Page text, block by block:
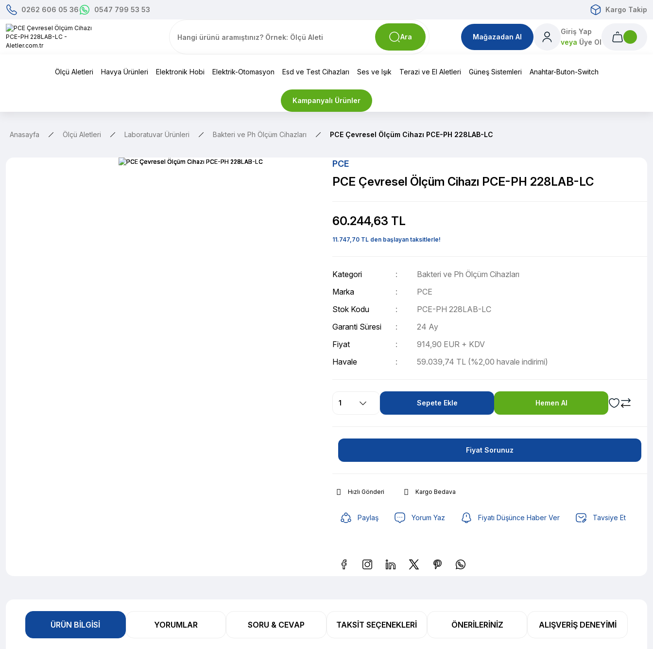
0262 606 05 36 0547 799 53 53 Kargo Takip
Ara Mağazadan Al
Giriş Yap
veya Üye Ol
Ölçü Aletleri Havya Ürünleri Elektronik Hobi Elektrik-Otomasyon Esd ve Test Cihazları Ses ve Işık Terazi ve El Aletleri Güneş Sistemleri Anahtar-Buton-Switch
Kampanyalı Ürünler
Anasayfa Ölçü Aletleri Laboratuvar Ürünleri Bakteri ve Ph Ölçüm Cihazları PCE Çevresel Ölçüm Cihazı PCE-PH 228LAB-LC
PCE
PCE Çevresel Ölçüm Cihazı PCE-PH 228LAB-LC
60.244,63 TL
11.747,70 TL den başlayan taksitlerle!
Kategori
Bakteri ve Ph Ölçüm Cihazları
Marka
PCE
Stok Kodu
PCE-PH 228LAB-LC
Garanti Süresi
24 Ay
Fiyat
914,90 EUR + KDV
Havale
59.039,74 TL (%2,00 havale indirimi)
Sepete Ekle Hemen Al
Fiyat Sorunuz
Hızlı Gönderi Kargo Bedava
Paylaş Yorum Yaz Fiyatı Düşünce Haber Ver Tavsiye Et
ÜRÜN BILGISI YORUMLAR SORU & CEVAP TAKSIT SEÇENEKLERI ÖNERILERINIZ ALIŞVERIŞ DENEYIMI